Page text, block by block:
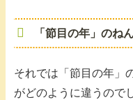
「節目の年」のね
それでは「節目の年」
がどのように違うので